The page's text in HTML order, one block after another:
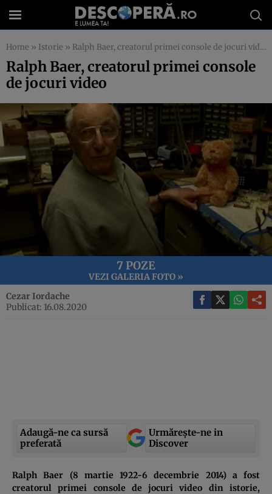
Home » Istorie » Ralph Baer, creatorul primei console de jocuri video
Ralph Baer, creatorul primei console
de jocuri video
7 POZE
VEZI GALERIA FOTO »
Cezar Iordache
Publicat: 16.08.2020
Adaugă-ne ca sursă
preferată
Urmărește-ne in
Discover
Ralph Baer (8 martie 1922-6 decembrie 2014) a fost
creatorul primei console de jocuri video din istorie,